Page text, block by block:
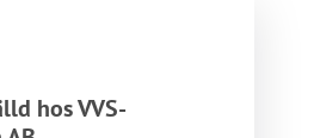
hos VVS-